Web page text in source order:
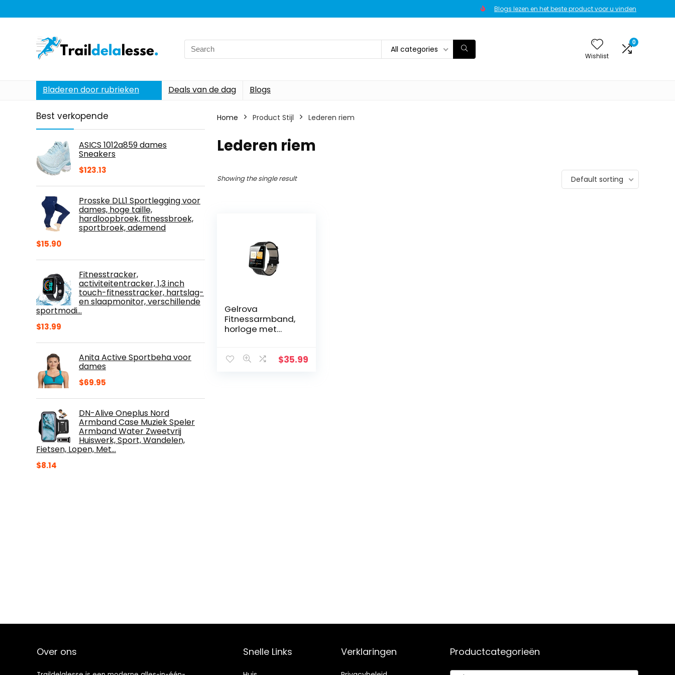
Blogs lezen en het beste product voor u vinden
Search
for:
All categories
Wishlist
0
Bladeren door rubrieken Deals van de dag Blogs
Best verkopende
ASICS 1012a859 dames
Sneakers
$123.13
Prosske DLL1 Sportlegging voor
dames, hoge taille,
hardloopbroek, fitnessbroek,
sportbroek, ademend
$15.90
Fitnesstracker,
activiteitentracker, 1,3 inch
touch-fitnesstracker, hartslag-
en slaapmonitor, verschillende
sportmodi…
$13.99
Anita Active Sportbeha voor
dames
$69.95
DN-Alive Oneplus Nord
Armband Case Muziek Speler
Armband Water Zweetvrij
Huiswerk, Sport, Wandelen,
Fietsen, Lopen, Met…
$8.14
Home Product Stijl Lederen riem
Lederen riem
Showing the single result Default sorting
Gelrova
Fitnessarmband,
horloge met
IP68 waterdicht,
$35.99
Over ons Snelle Links Verklaringen Productcategorieën